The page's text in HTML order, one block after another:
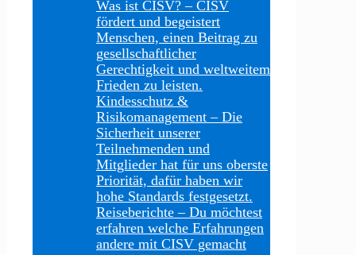
Was ist CISV? – CISV
fördert und begeistert
Menschen, einen Beitrag zu
gesellschaftlicher
Gerechtigkeit und weltweitem
Frieden zu leisten.
Kindesschutz &
Risikomanagement – Die
Sicherheit unserer
Teilnehmenden und
Mitglieder hat für uns oberste
Priorität, dafür haben wir
hohe Standards festgesetzt.
Reiseberichte – Du möchtest
erfahren welche Erfahrungen
andere mit CISV gemacht